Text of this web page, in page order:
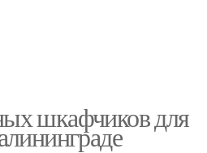
шкафчиков для